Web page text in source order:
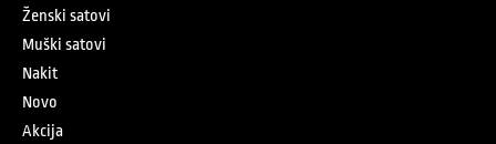
Ženski satovi
Muški satovi
Nakit
Novo
Akcija